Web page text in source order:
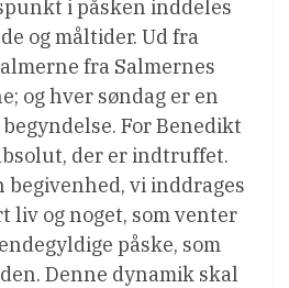
i påsken inddeles
og måltider. Ud fra
fra Salmernes
og hver søndag er en
For Benedikt
der er indtruffet.
begivenhed, vi inddrages
liv og noget, som venter
påske, som
Denne dynamik skal